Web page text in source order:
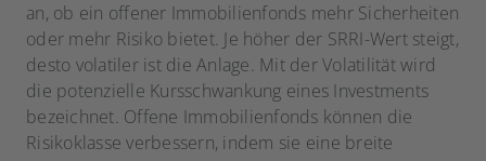
an, ob ein offener Immobilienfonds mehr Sicherheiten
oder mehr Risiko bietet. Je höher der SRRI-Wert steigt,
desto volatiler ist die Anlage. Mit der Volatilität wird
die potenzielle Kursschwankung eines Investments
bezeichnet. Offene Immobilienfonds können die
Risikoklasse verbessern, indem sie eine breite